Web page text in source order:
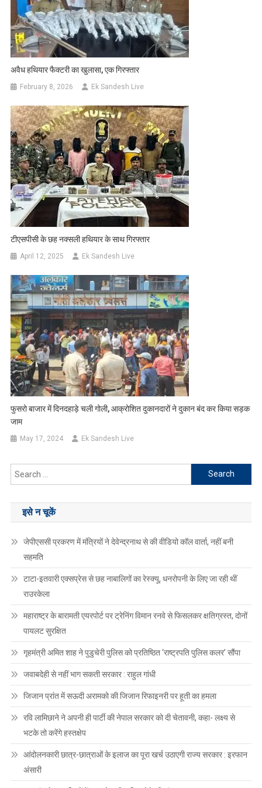
अवैध हथियार फैक्टरी का खुलासा, एक गिरफ्तार
February 8, 2026 Ek Sandesh Live
टीएसपीसी के छह नक्सली हथियार के साथ गिरफ्तार
April 12, 2025 Ek Sandesh Live
फुसरो बाजार में दिनदहाड़े चली गोली, आक्रोशित दुकानदारों ने दुकान बंद कर किया सड़क
जाम
May 17, 2024 Ek Sandesh Live
Search
for:
इसे न चूकें
जेपीएससी प्रकरण में मंत्रियों ने देवेन्द्रनाथ से की वीडियो कॉल वार्ता, नहीं बनी
सहमति
टाटा-इतवारी एक्सप्रेस से छह नाबालिगों का रेस्क्यू, धनरोपनी के लिए जा रही थीं
राउरकेला
महाराष्ट्र के बारामती एयरपोर्ट पर ट्रेनिंग विमान रनवे से फिसलकर क्षतिग्रस्त, दोनों
पायलट सुरक्षित
गृहमंत्री अमित शाह ने पुडुचेरी पुलिस को प्रतिष्ठित ‘राष्ट्रपति पुलिस कलर’ सौंपा
जवाबदेही से नहीं भाग सकती सरकार : राहुल गांधी
जिजान प्रांत में सऊदी अरामको की जिजान रिफाइनरी पर हूती का हमला
रवि लामिछाने ने अपनी ही पार्टी की नेपाल सरकार को दी चेतावनी, कहा- लक्ष्य से
भटके तो करेंगे हस्तक्षेप
आंदोलनकारी छात्र-छात्राओं के इलाज का पूरा खर्च उठाएगी राज्य सरकार : इरफान
अंसारी